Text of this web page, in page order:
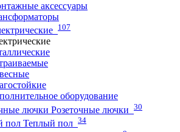
аксессуары
107
оборудование
Розеточные лючки 30
Теплый пол 34